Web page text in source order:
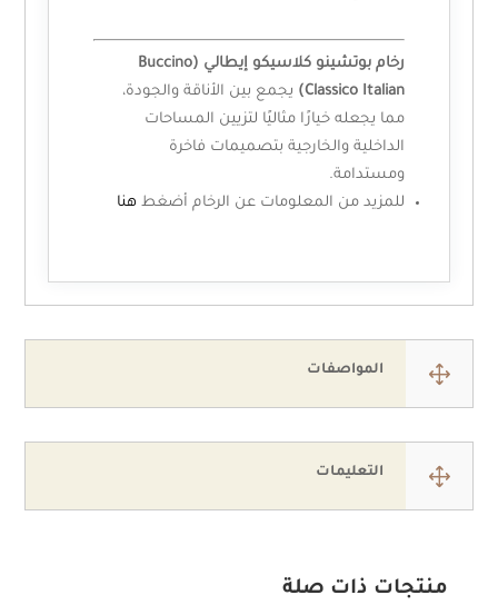
رخام بوتشينو كلاسيكو إيطالي (Buccino
Classico Italian)
يجمع بين الأناقة والجودة،
مما يجعله خيارًا مثاليًا لتزيين المساحات
الداخلية والخارجية بتصميمات فاخرة
ومستدامة.
للمزيد من المعلومات عن الرخام أضغط هنا
1 المواصفات
1 التعليمات
منتجات ذات صلة